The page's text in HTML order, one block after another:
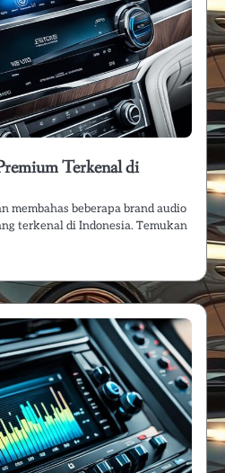
Terkenal di
membahas beberapa brand audio
terkenal di Indonesia. Temukan